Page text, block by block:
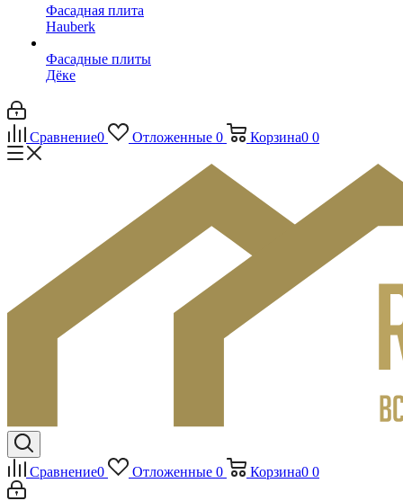
Фасадная плита
Hauberk
Фасадные плиты
Дёке
Сравнение0 Отложенные 0 Корзина0 0
Сравнение0 Отложенные 0 Корзина0 0